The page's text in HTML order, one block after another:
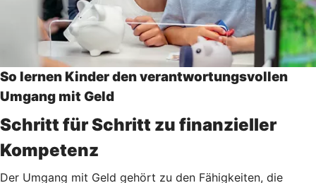
So lernen Kinder den verantwortungsvollen
Umgang mit Geld
Schritt für Schritt zu finanzieller
Kompetenz
Der Umgang mit Geld gehört zu den Fähigkeiten, die